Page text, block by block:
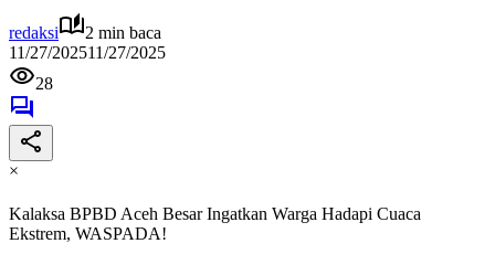
redaksi
2 min baca
11/27/202511/27/2025
28
×
Kalaksa BPBD Aceh Besar Ingatkan Warga Hadapi Cuaca
Ekstrem, WASPADA!